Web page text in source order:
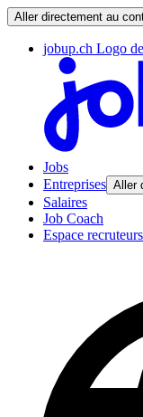
Aller directement au
jobup.ch Logo
Jobs
Entreprises Aller
Salaires
Job Coach
Espace recruteurs